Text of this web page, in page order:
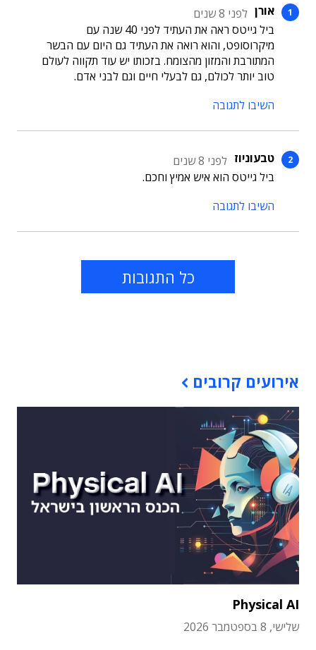
אורן לפני 8 שנים
ביל גייטס ראה את העתיד לפני 40 שנה עם
מיקרוסופט, והוא רואה את העתיד גם היום עם הבשר
המתורבת והמזון מהצומח. בזכותו יש עוד תקווה לעולם
טוב יותר לכולם, גם לבעלי חיים וגם לבני אדם.
השיבו לתגובה
טבעוניוז לפני 8 שנים
ביל גייטס הוא איש אמיץ וחכם.
השיבו לתגובה
כל התגובות
אירועים קרובים
Physical AI
שלישי, 8 בספטמבר 2026